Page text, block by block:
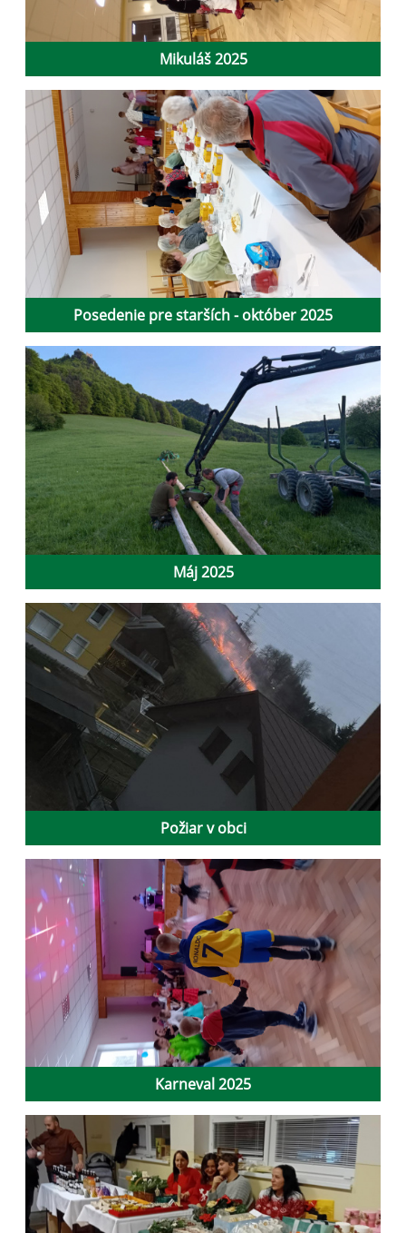
Mikuláš 2025
Posedenie pre starších - október 2025
Máj 2025
Požiar v obci
Karneval 2025